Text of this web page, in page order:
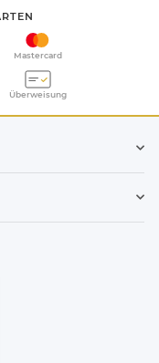
Mastercard
Überweisung